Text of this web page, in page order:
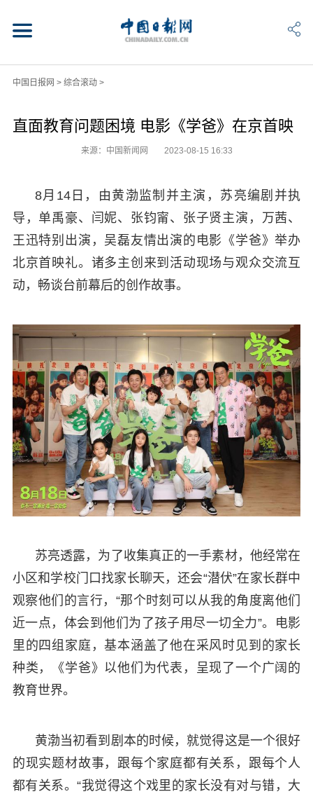
中国日报网 > 综合滚动>
直面教育问题困境 电影《学爸》在京首映
来源：中国新闻网 2023-08-15 16:33
8月14日，由黄渤监制并主演，苏亮编剧并执
导，单禹豪、闫妮、张钧甯、张子贤主演，万茜、
王迅特别出演，吴磊友情出演的电影《学爸》举办
北京首映礼。诸多主创来到活动现场与观众交流互
动，畅谈台前幕后的创作故事。
苏亮透露，为了收集真正的一手素材，他经常在
小区和学校门口找家长聊天，还会“潜伏”在家长群中
观察他们的言行，“那个时刻可以从我的角度离他们
近一点，体会到他们为了孩子用尽一切全力”。电影
里的四组家庭，基本涵盖了他在采风时见到的家长
种类，《学爸》以他们为代表，呈现了一个广阔的
教育世界。
黄渤当初看到剧本的时候，就觉得这是一个很好
的现实题材故事，跟每个家庭都有关系，跟每个人
都有关系。“我觉得这个戏里的家长没有对与错，大